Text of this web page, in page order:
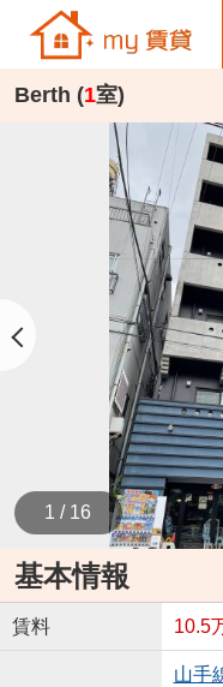
Berth (1室)
1 / 16
基本情報
賃料 10.5
山手